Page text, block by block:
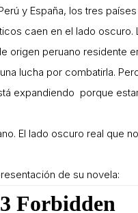
y España, los tres
caen en el lado
peruano residente
lucha por combatirla.
expandiendo porque
El lado oscuro real que
de su novela: